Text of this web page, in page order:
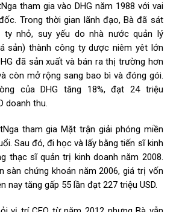
tham gia vào DHG năm 1988 với vai
Trong thời gian lãnh đạo, Bà đã sát
ty nhỏ, suy yếu do nhà nước quản lý
sản) thành công ty dược niêm yêt lớn
đã sản xuất và bán ra thị trường hơn
còn mở rộng sang bao bì và đóng gói.
của DHG tăng 18%, đạt 24 triệu
doanh thu.
tham gia Mặt trận giải phóng miền
Sau đó, đi học và lấy bằng tiến sĩ kinh
thạc sĩ quản trị kinh doanh năm 2008.
sàn chứng khoán năm 2006, giá trị vốn
nay tăng gấp 55 lần đạt 227 triệu USD.